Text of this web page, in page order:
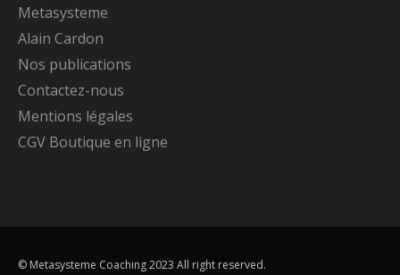
Metasysteme
Alain Cardon
Nos publications
Contactez-nous
Mentions légales
CGV Boutique en ligne
© Metasysteme Coaching 2023 All right reserved.